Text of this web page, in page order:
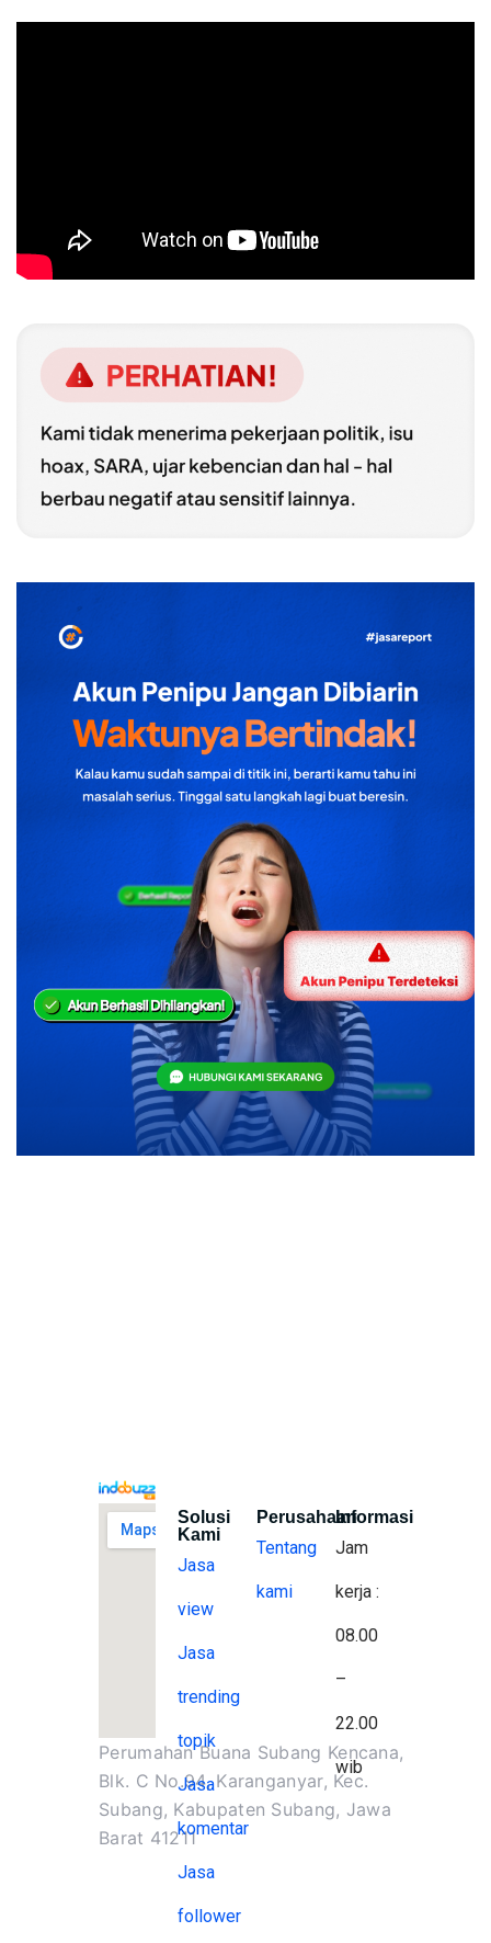
Perumahan Buana Subang Kencana,
Blk. C No.94, Karanganyar, Kec.
Subang, Kabupaten Subang, Jawa
Barat 41211
Solusi
Kami
Jasa
view
Jasa
trending
topik
Jasa
komentar
Jasa
follower
Perusahaan
Tentang
kami
Informasi
Jam
kerja :
08.00
–
22.00
wib